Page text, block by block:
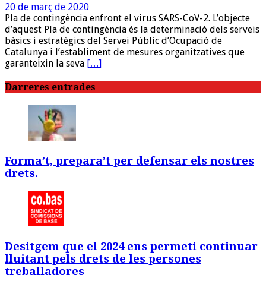
20 de març de 2020
Pla de contingència enfront el virus SARS-CoV-2. L’objecte
d’aquest Pla de contingència és la determinació dels serveis
bàsics i estratègics del Servei Públic d’Ocupació de
Catalunya i l’establiment de mesures organitzatives que
garanteixin la seva […]
Darreres entrades
Forma’t, prepara’t per defensar els nostres
drets.
Desitgem que el 2024 ens permeti continuar
lluitant pels drets de les persones
treballadores